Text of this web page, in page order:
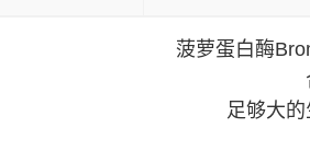
菠萝蛋白酶
足够大